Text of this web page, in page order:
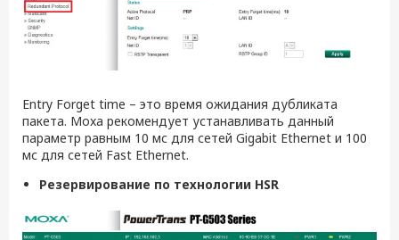
Entry Forget time – это время ожидания дубликата
пакета. Moxa рекомендует устанавливать данный
параметр равным 10 мс для сетей Gigabit Ethernet и 100
мс для сетей Fast Ethernet.
Резервирование по технологии HSR